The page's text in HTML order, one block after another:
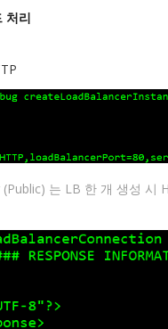
처리
는 LB 한 개 생성 시